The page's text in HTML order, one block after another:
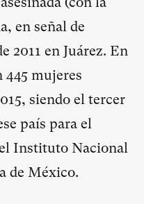
en señal de
2011 en Juárez. En
445 mujeres
siendo el tercer
país para el
Instituto Nacional
de México.